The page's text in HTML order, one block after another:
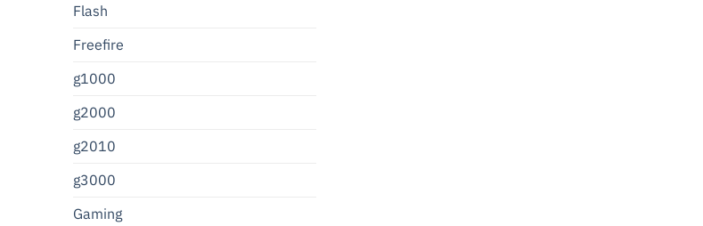
Flash
Freefire
g1000
g2000
g2010
g3000
Gaming